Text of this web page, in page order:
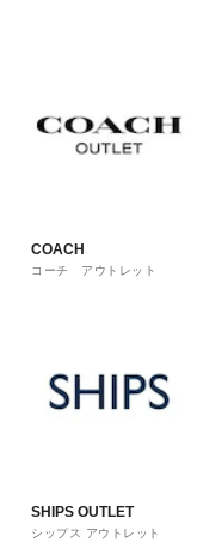
COACH
コーチ アウトレット
SHIPS OUTLET
シップス アウトレット